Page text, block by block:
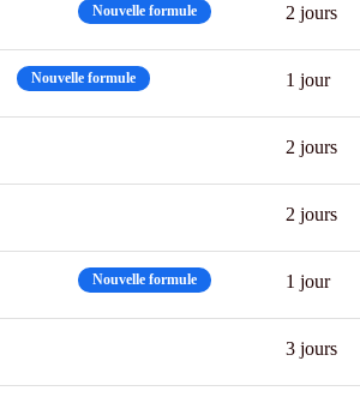
Nouvelle formule 2 jours
Nouvelle formule 1 jour
2 jours
2 jours
Nouvelle formule 1 jour
3 jours